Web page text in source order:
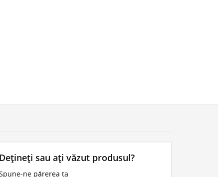
Dețineți sau ați văzut produsul?
ne părerea ta